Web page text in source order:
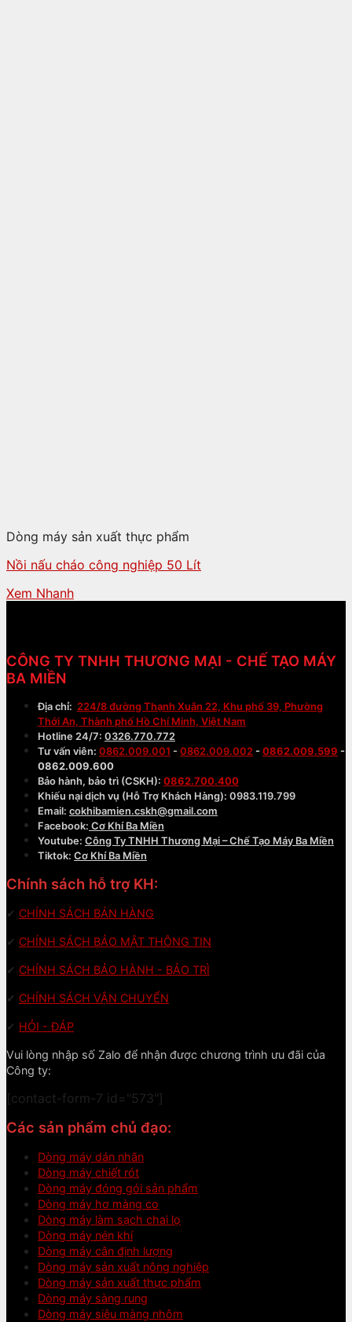
Dòng máy sản xuất thực phẩm
Nồi nấu cháo công nghiệp 50 Lít
Xem Nhanh
CÔNG TY TNHH THƯƠNG MẠI - CHẾ TẠO MÁY
BA MIỀN
Địa chỉ: 224/8 đường Thạnh Xuân 22, Khu phố 39, Phường
Thới An, Thành phố Hồ Chí Minh, Việt Nam
Hotline 24/7: 0326.770.772
Tư vấn viên: 0862.009.001 - 0862.009.002-0862.009.599 -
0862.009.600
Bảo hành, bảo trì (CSKH): 0862.700.400
Khiếu nại dịch vụ (Hỗ Trợ Khách Hàng): 0983.119.799
Email: cokhibamien.cskh@gmail.com
Facebook: Cơ Khí Ba Miền
Youtube: Công Ty TNHH Thương Mại – Chế Tạo Máy Ba Miền
Tiktok: Cơ Khí Ba Miền
Chính sách hỗ trợ KH:
✔ CHÍNH SÁCH BÁN HÀNG
✔ CHÍNH SÁCH BẢO MẬT THÔNG TIN
✔ CHÍNH SÁCH BẢO HÀNH - BẢO TRÌ
✔ CHÍNH SÁCH VẬN CHUYỂN
✔ HỎI - ĐÁP
Vui lòng nhập số Zalo để nhận được chương trình ưu đãi của
Công ty:
[contact-form-7 id="573"]
Các sản phẩm chủ đạo:
Dòng máy dán nhãn
Dòng máy chiết rót
Dòng máy đóng gói sản phẩm
Dòng máy hơ màng co
Dòng máy làm sạch chai lọ
Dòng máy nén khí
Dòng máy cân định lượng
Dòng máy sản xuất nông nghiệp
Dòng máy sản xuất thực phẩm
Dòng máy sàng rung
Dòng máy siêu màng nhôm